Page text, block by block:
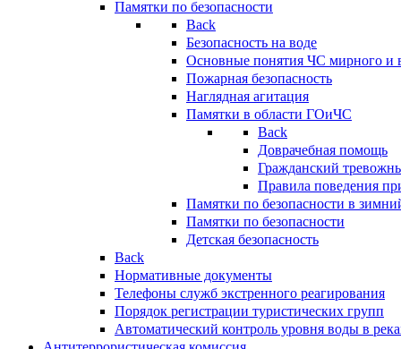
Памятки по безопасности
Back
Безопасность на воде
Основные понятия ЧС мирного и
Пожарная безопасность
Наглядная агитация
Памятки в области ГОиЧС
Back
Доврачебная помощь
Гражданский
Правила поведения
Памятки по безопасности в
Памятки по безопасности
Детская безопасность
Back
Нормативные документы
Телефоны служб экстренного реагирования
Порядок регистрации туристических групп
Автоматический контроль уровня воды в